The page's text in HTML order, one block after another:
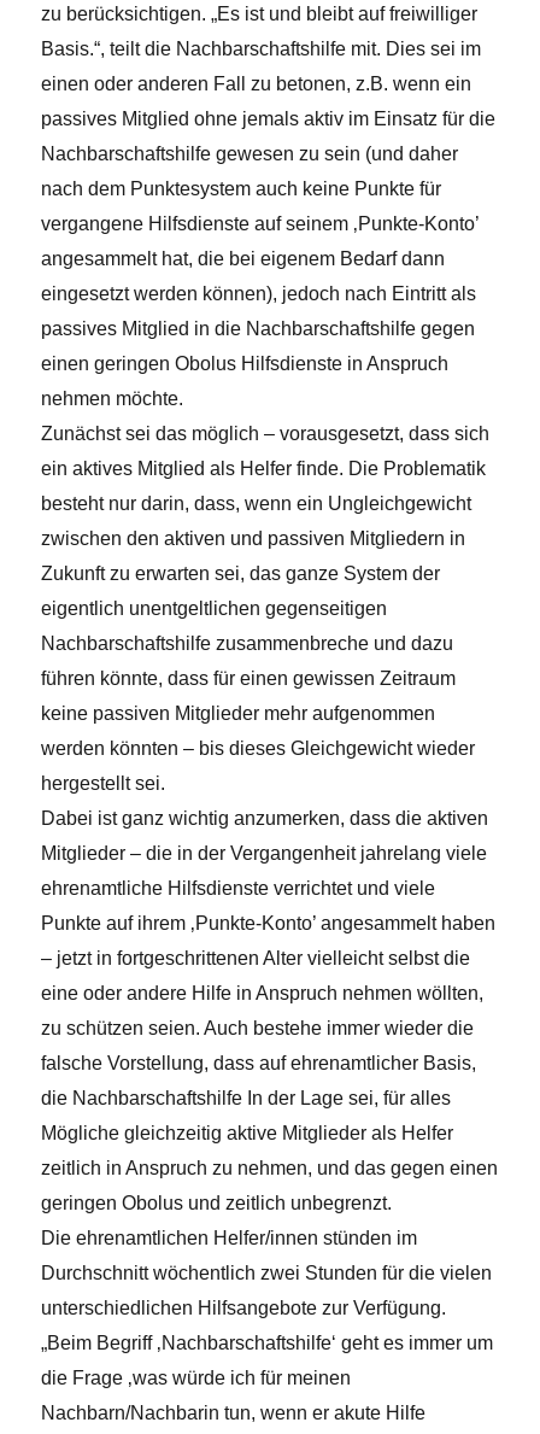
zu berücksichtigen. „Es ist und bleibt auf freiwilliger
Basis.“, teilt die Nachbarschaftshilfe mit. Dies sei im
einen oder anderen Fall zu betonen, z.B. wenn ein
passives Mitglied ohne jemals aktiv im Einsatz für die
Nachbarschaftshilfe gewesen zu sein (und daher
nach dem Punktesystem auch keine Punkte für
vergangene Hilfsdienste auf seinem ‚Punkte-Konto’
angesammelt hat, die bei eigenem Bedarf dann
eingesetzt werden können), jedoch nach Eintritt als
passives Mitglied in die Nachbarschaftshilfe gegen
einen geringen Obolus Hilfsdienste in Anspruch
nehmen möchte.
Zunächst sei das möglich – vorausgesetzt, dass sich
ein aktives Mitglied als Helfer finde. Die Problematik
besteht nur darin, dass, wenn ein Ungleichgewicht
zwischen den aktiven und passiven Mitgliedern in
Zukunft zu erwarten sei, das ganze System der
eigentlich unentgeltlichen gegenseitigen
Nachbarschaftshilfe zusammenbreche und dazu
führen könnte, dass für einen gewissen Zeitraum
keine passiven Mitglieder mehr aufgenommen
werden könnten – bis dieses Gleichgewicht wieder
hergestellt sei.
Dabei ist ganz wichtig anzumerken, dass die aktiven
Mitglieder – die in der Vergangenheit jahrelang viele
ehrenamtliche Hilfsdienste verrichtet und viele
Punkte auf ihrem ‚Punkte-Konto’ angesammelt haben
– jetzt in fortgeschrittenen Alter vielleicht selbst die
eine oder andere Hilfe in Anspruch nehmen wöllten,
zu schützen seien. Auch bestehe immer wieder die
falsche Vorstellung, dass auf ehrenamtlicher Basis,
die Nachbarschaftshilfe In der Lage sei, für alles
Mögliche gleichzeitig aktive Mitglieder als Helfer
zeitlich in Anspruch zu nehmen, und das gegen einen
geringen Obolus und zeitlich unbegrenzt.
Die ehrenamtlichen Helfer/innen stünden im
Durchschnitt wöchentlich zwei Stunden für die vielen
unterschiedlichen Hilfsangebote zur Verfügung.
„Beim Begriff ‚Nachbarschaftshilfe‘ geht es immer um
die Frage ‚was würde ich für meinen
Nachbarn/Nachbarin tun, wenn er akute Hilfe